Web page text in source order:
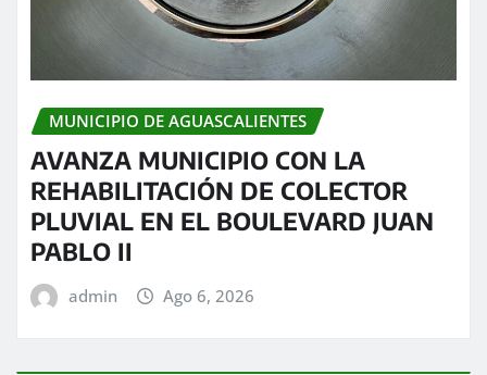
MUNICIPIO DE AGUASCALIENTES
AVANZA MUNICIPIO CON LA
REHABILITACIÓN DE COLECTOR
PLUVIAL EN EL BOULEVARD JUAN
PABLO II
admin Ago 6, 2026